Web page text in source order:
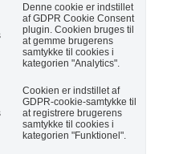
Denne cookie er indstillet
af GDPR Cookie Consent
plugin. Cookien bruges til
at gemme brugerens
samtykke til cookies i
kategorien "Analytics".
Cookien er indstillet af
GDPR-cookie-samtykke til
at registrere brugerens
samtykke til cookies i
kategorien "Funktionel".